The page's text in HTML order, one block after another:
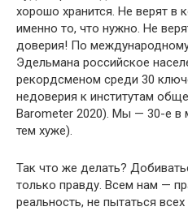
хорошо хранится. Не верят в
именно то, что нужно. Не
доверия! По
Эдельмана российское
рекордсменом среди 30
недоверия к институтам
Barometer 2020). Мы — 30-е в
тем хуже).
Так что же делать?
только правду. Всем нам —
реальность, не пытаться